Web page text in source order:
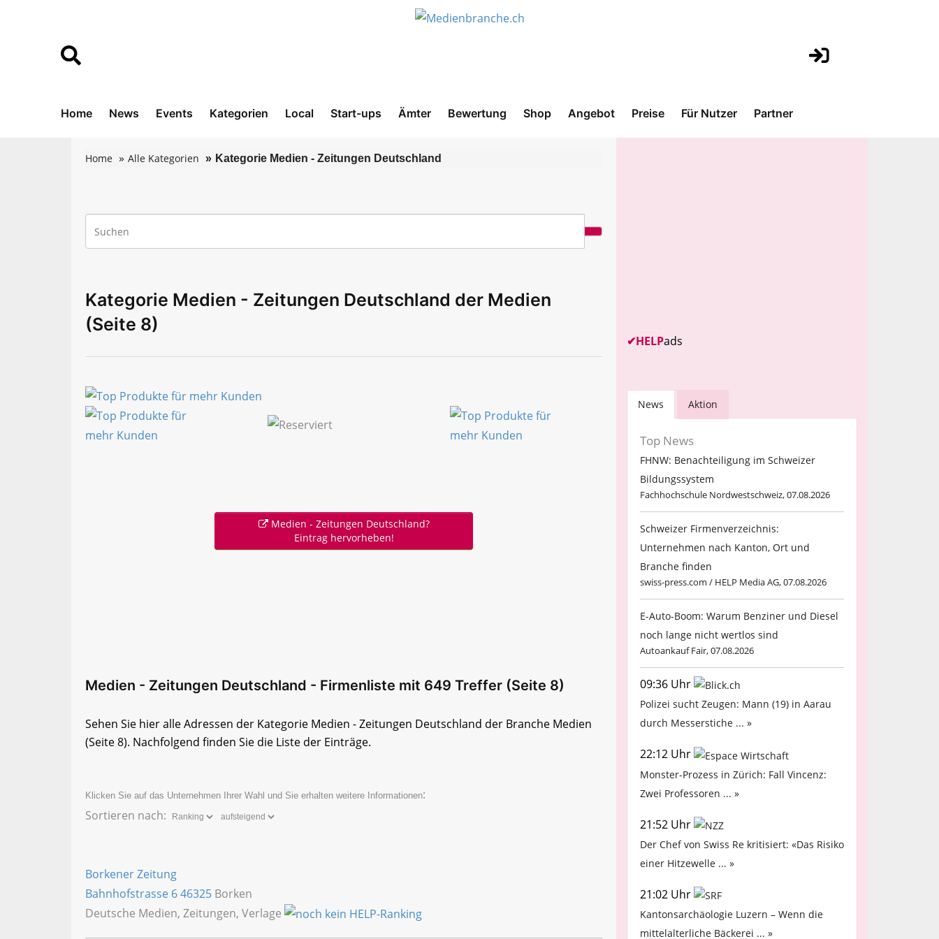
Home News Events Kategorien Local Start-ups Ämter Bewertung Shop Angebot Preise Für Nutzer Partner
Home Alle Kategorien Kategorie Medien - Zeitungen Deutschland
Kategorie Medien - Zeitungen Deutschland der Medien
(Seite 8)
Medien - Zeitungen Deutschland?
Eintrag hervorheben!
Medien - Zeitungen Deutschland - Firmenliste mit 649 Treffer (Seite 8)
Sehen Sie hier alle Adressen der Kategorie Medien - Zeitungen Deutschland der Branche Medien
(Seite 8). Nachfolgend finden Sie die Liste der Einträge.
Klicken Sie auf das Unternehmen Ihrer Wahl und Sie erhalten weitere Informationen:
Sortieren nach:
Borkener Zeitung
Bahnhofstrasse 646325 Borken
Deutsche Medien, Zeitungen, Verlage
✔HELPads
News Aktion
Top News
FHNW: Benachteiligung im Schweizer
Bildungssystem
Fachhochschule Nordwestschweiz, 07.08.2026
Schweizer Firmenverzeichnis:
Unternehmen nach Kanton, Ort und
Branche finden
swiss-press.com / HELP Media AG, 07.08.2026
E-Auto-Boom: Warum Benziner und Diesel
noch lange nicht wertlos sind
Autoankauf Fair, 07.08.2026
09:36 Uhr
Polizei sucht Zeugen: Mann (19) in Aarau
durch Messerstiche ... »
22:12 Uhr
Monster-Prozess in Zürich: Fall Vincenz:
Zwei Professoren ... »
21:52 Uhr
Der Chef von Swiss Re kritisiert: «Das Risiko
einer Hitzewelle ... »
21:02 Uhr
Kantonsarchäologie Luzern – Wenn die
mittelalterliche Bäckerei ... »